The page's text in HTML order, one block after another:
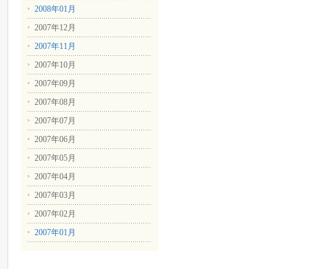
2008年01月
2007年12月
2007年11月
2007年10月
2007年09月
2007年08月
2007年07月
2007年06月
2007年05月
2007年04月
2007年03月
2007年02月
2007年01月